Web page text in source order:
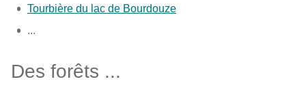
Tourbière du lac de Bourdouze
...
Des forêts ...